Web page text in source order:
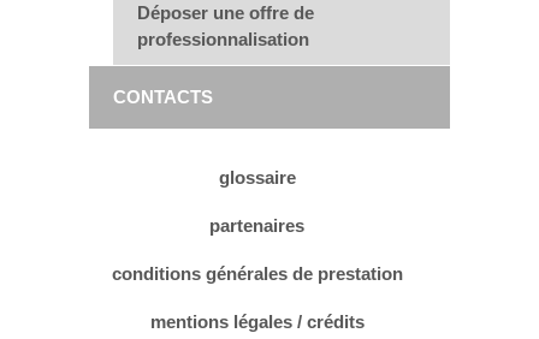
Déposer une offre de
professionnalisation
CONTACTS
glossaire
partenaires
conditions générales de prestation
mentions légales / crédits